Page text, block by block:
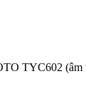
TYC602 (âm